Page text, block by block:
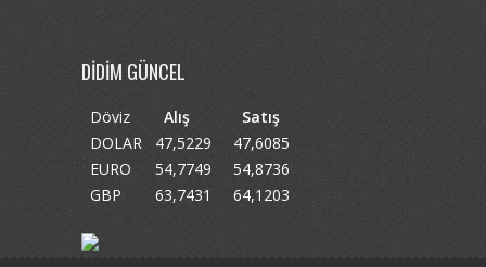
DİDİM GÜNCEL
Döviz Alış
Satış
DOLAR
47,5229
47,6085
EURO
54,7749
54,8736
GBP
63,7431 64,1203